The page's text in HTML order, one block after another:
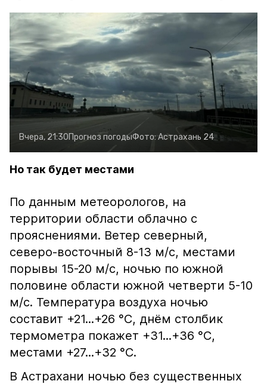
Вчера, 21:30Прогноз погодыФото:Астрахань 24
Но так будет местами
По данным метеорологов, на
территории области облачно с
прояснениями. Ветер северный,
северо-восточный 8-13 м/с, местами
порывы 15-20 м/с, ночью по южной
половине области южной четверти 5-10
м/с. Температура воздуха ночью
составит +21...+26 °С, днём столбик
термометра покажет +31...+36 °С,
местами +27...+32 °С.
В Астрахани ночью без существенных